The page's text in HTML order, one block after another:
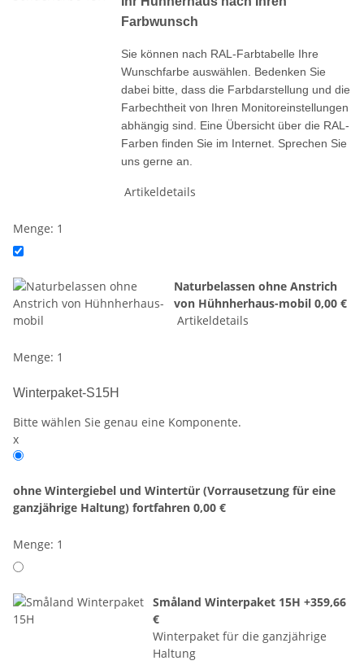
Farbwunsch
Sie können nach RAL-Farbtabelle Ihre
Wunschfarbe auswählen. Bedenken Sie
dabei bitte, dass die Farbdarstellung und die
Farbechtheit von Ihren Monitoreinstellungen
abhängig sind. Eine Übersicht über die RAL-
Farben finden Sie im Internet. Sprechen Sie
uns gerne an.
Artikeldetails
Menge: 1
Naturbelassen ohne Anstrich
von Hühnherhaus-mobil0,00 €
Artikeldetails
Menge: 1
Winterpaket-S15H
Bitte wählen Sie genau eine Komponente.
x
ohne Wintergiebel und Wintertür (Vorrausetzung für eine
ganzjährige Haltung) fortfahren 0,00 €
Menge: 1
Småland Winterpaket 15H +359,66
€
Winterpaket für die ganzjährige
Haltung